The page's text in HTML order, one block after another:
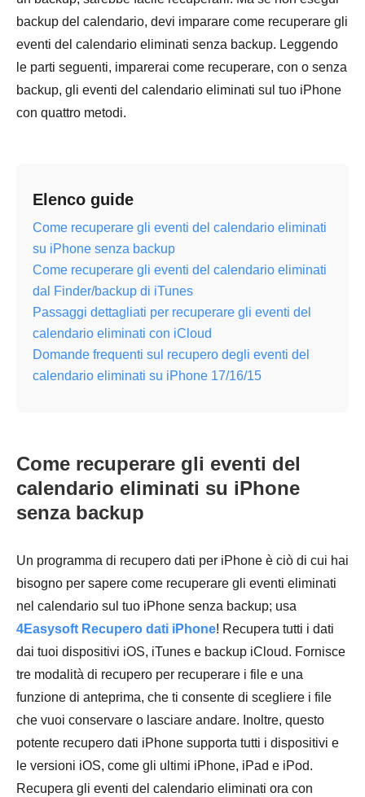
backup del calendario, devi imparare come recuperare gli
eventi del calendario eliminati senza backup. Leggendo
le parti seguenti, imparerai come recuperare, con o senza
backup, gli eventi del calendario eliminati sul tuo iPhone
con quattro metodi.
Elenco guide
Come recuperare gli eventi del calendario eliminati
su iPhone senza backup
Come recuperare gli eventi del calendario eliminati
dal Finder/backup di iTunes
Passaggi dettagliati per recuperare gli eventi del
calendario eliminati con iCloud
Domande frequenti sul recupero degli eventi del
calendario eliminati su iPhone 17/16/15
Come recuperare gli eventi del
calendario eliminati su iPhone
senza backup
Un programma di recupero dati per iPhone è ciò di cui hai
bisogno per sapere come recuperare gli eventi eliminati
nel calendario sul tuo iPhone senza backup; usa
4Easysoft Recupero dati iPhone! Recupera tutti i dati
dai tuoi dispositivi iOS, iTunes e backup iCloud. Fornisce
tre modalità di recupero per recuperare i file e una
funzione di anteprima, che ti consente di scegliere i file
che vuoi conservare o lasciare andare. Inoltre, questo
potente recupero dati iPhone supporta tutti i dispositivi e
le versioni iOS, come gli ultimi iPhone, iPad e iPod.
Recupera gli eventi del calendario eliminati ora con